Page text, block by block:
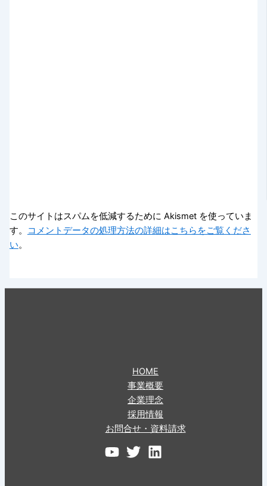
このサイトはスパムを低減するために Akismet を使っていま
す。
コメントデータの処理方法の詳細はこちらをご覧くださ
い。
HOME
事業概要
企業理念
採用情報
お問合せ・資料請求